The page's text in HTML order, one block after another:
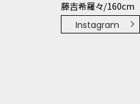
藤吉希羅々/160cm
Instagram